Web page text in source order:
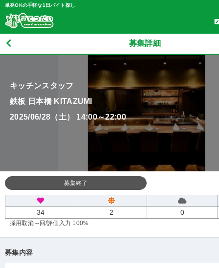
単発OKの手軽な1日バイト探し
募集詳細
キッチンスタッフ
鉄板 日本橋 KITAZUMI
2025/06/28（土） 14:00～22:00
募集終了
34 2 0
採用取消 --回/評価入力 100%
募集内容